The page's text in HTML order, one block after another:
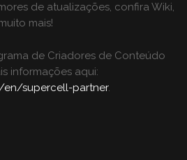
de atualizações, confira Wiki,
mais!
de Criadores de Conteúdo
informações aqui:
en/supercell-partner.